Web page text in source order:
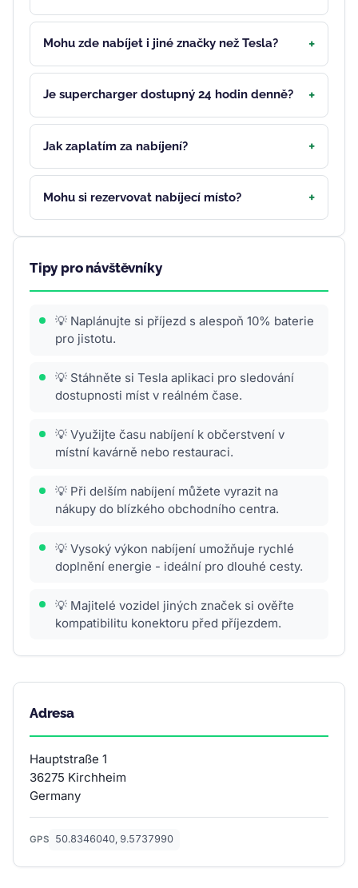
Mohu zde nabíjet i jiné značky než Tesla?
Je supercharger dostupný 24 hodin denně?
Jak zaplatím za nabíjení?
Mohu si rezervovat nabíjecí místo?
Tipy pro návštěvníky
💡 Naplánujte si příjezd s alespoň 10% baterie
pro jistotu.
💡 Stáhněte si Tesla aplikaci pro sledování
dostupnosti míst v reálném čase.
💡 Využijte času nabíjení k občerstvení v
místní kavárně nebo restauraci.
💡 Při delším nabíjení můžete vyrazit na
nákupy do blízkého obchodního centra.
💡 Vysoký výkon nabíjení umožňuje rychlé
doplnění energie - ideální pro dlouhé cesty.
💡 Majitelé vozidel jiných značek si ověřte
kompatibilitu konektoru před příjezdem.
Adresa
Hauptstraße 1
36275 Kirchheim
Germany
GPS 50.8346040, 9.5737990